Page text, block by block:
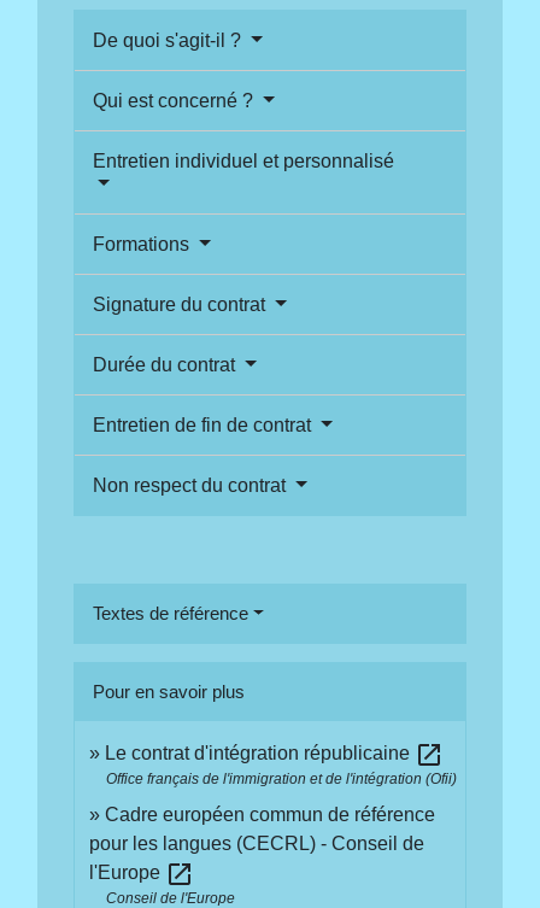
De quoi s'agit-il ?
Qui est concerné ?
Entretien individuel et personnalisé
Formations
Signature du contrat
Durée du contrat
Entretien de fin de contrat
Non respect du contrat
Textes de référence
Pour en savoir plus
Le contrat d'intégration républicaine open_in_new
Office français de l'immigration et de l'intégration (Ofii)
Cadre européen commun de référence
pour les langues (CECRL) - Conseil de
l'Europe open_in_new
Conseil de l'Europe